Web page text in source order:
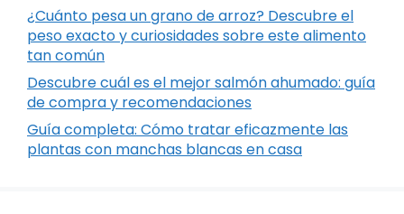
¿Cuánto pesa un grano de arroz? Descubre el
peso exacto y curiosidades sobre este alimento
tan común
Descubre cuál es el mejor salmón ahumado: guía
de compra y recomendaciones
Guía completa: Cómo tratar eficazmente las
plantas con manchas blancas en casa